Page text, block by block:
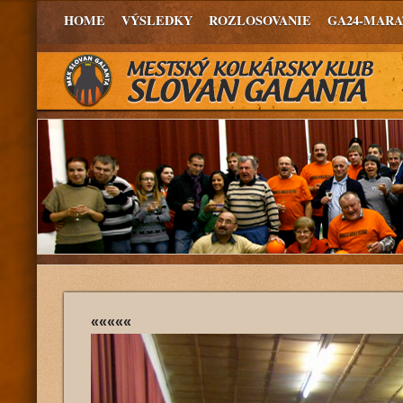
HOME VÝSLEDKY ROZLOSOVANIE GA24-
«««««